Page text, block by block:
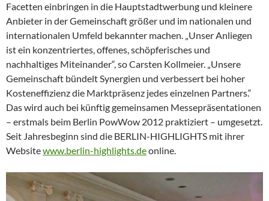
Facetten einbringen in die Hauptstadtwerbung und kleinere
Anbieter in der Gemeinschaft größer und im nationalen und
internationalen Umfeld bekannter machen. „Unser Anliegen
ist ein konzentriertes, offenes, schöpferisches und
nachhaltiges Miteinander“, so Carsten Kollmeier. „Unsere
Gemeinschaft bündelt Synergien und verbessert bei hoher
Kosteneffizienz die Marktpräsenz jedes einzelnen Partners.“
Das wird auch bei künftig gemeinsamen Messepräsentationen
– erstmals beim Berlin PowWow 2012 praktiziert – umgesetzt.
Seit Jahresbeginn sind die BERLIN-HIGHLIGHTS mit ihrer
Websitewww.berlin-highlights.deonline.